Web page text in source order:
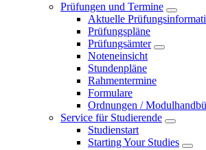
Prüfungen und Termine
Aktuelle
Prüfungspläne
Prüfungsämter
Noteneinsicht
Stundenpläne
Rahmentermine
Formulare
Ordnungen /
Service für Studierende
Studienstart
Starting Your Studies